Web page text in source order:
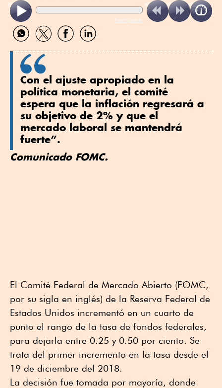
ReadSpeaker
Compartir
por
Compartir
por
Compartir
por
Compartir
por
Con el ajuste apropiado en la
política monetaria, el comité
espera que la inflación regresará a
su objetivo de 2% y que el
mercado laboral se mantendrá
fuerte”.
Comunicado FOMC.
El Comité Federal de Mercado Abierto (FOMC,
por su sigla en inglés) de la Reserva Federal de
Estados Unidos incrementó en un cuarto de
punto el rango de la tasa de fondos federales,
para dejarla entre 0.25 y 0.50 por ciento. Se
trata del primer incremento en la tasa desde el
19 de diciembre del 2018.
La decisión fue tomada por mayoría, donde